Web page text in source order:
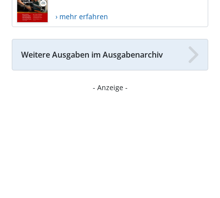
› mehr erfahren
Weitere Ausgaben im Ausgabenarchiv
- Anzeige -